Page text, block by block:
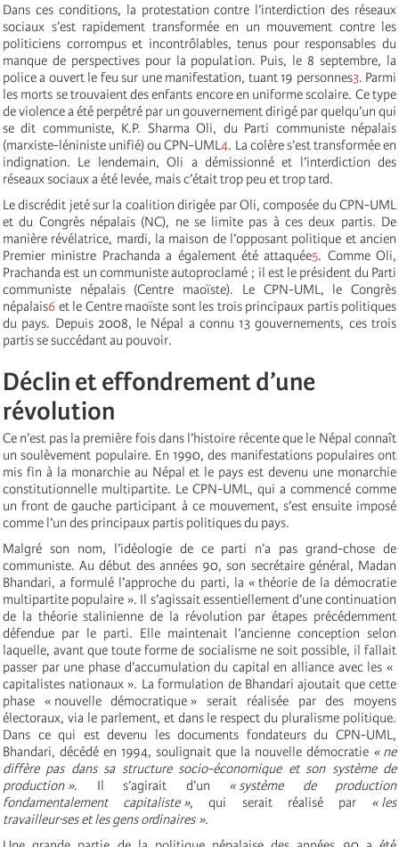
Dans ces conditions, la protestation contre l’interdiction des réseaux
sociaux s’est rapidement transformée en un mouvement contre les
politiciens corrompus et incontrôlables, tenus pour responsables du
manque de perspectives pour la population. Puis, le 8 septembre, la
police a ouvert le feu sur une manifestation, tuant 19 personnes3. Parmi
les morts se trouvaient des enfants encore en uniforme scolaire. Ce type
de violence a été perpétré par un gouvernement dirigé par quelqu’un qui
se dit communiste, K.P. Sharma Oli, du Parti communiste népalais
(marxiste-léniniste unifié) ou CPN-UML4. La colère s’est transformée en
indignation. Le lendemain, Oli a démissionné et l’interdiction des
réseaux sociaux a été levée, mais c’était trop peu et trop tard.
Le discrédit jeté sur la coalition dirigée par Oli, composée du CPN-UML
et du Congrès népalais (NC), ne se limite pas à ces deux partis. De
manière révélatrice, mardi, la maison de l’opposant politique et ancien
Premier ministre Prachanda a également été attaquée5. Comme Oli,
Prachanda est un communiste autoproclamé ; il est le président du Parti
communiste népalais (Centre maoïste). Le CPN-UML, le Congrès
népalais6 et le Centre maoïste sont les trois principaux partis politiques
du pays. Depuis 2008, le Népal a connu 13 gouvernements, ces trois
partis se succédant au pouvoir.
Déclin et effondrement d’une
révolution
Ce n’est pas la première fois dans l’histoire récente que le Népal connaît
un soulèvement populaire. En 1990, des manifestations populaires ont
mis fin à la monarchie au Népal et le pays est devenu une monarchie
constitutionnelle multipartite. Le CPN-UML, qui a commencé comme
un front de gauche participant à ce mouvement, s’est ensuite imposé
comme l’un des principaux partis politiques du pays.
Malgré son nom, l’idéologie de ce parti n’a pas grand-chose de
communiste. Au début des années 90, son secrétaire général, Madan
Bhandari, a formulé l’approche du parti, la « théorie de la démocratie
multipartite populaire ». Il s’agissait essentiellement d’une continuation
de la théorie stalinienne de la révolution par étapes précédemment
défendue par le parti. Elle maintenait l’ancienne conception selon
laquelle, avant que toute forme de socialisme ne soit possible, il fallait
passer par une phase d’accumulation du capital en alliance avec les «
capitalistes nationaux ». La formulation de Bhandari ajoutait que cette
phase « nouvelle démocratique » serait réalisée par des moyens
électoraux, via le parlement, et dans le respect du pluralisme politique.
Dans ce qui est devenu les documents fondateurs du CPN-UML,
Bhandari, décédé en 1994, soulignait que la nouvelle démocratie « ne
diffère pas dans sa structure socio-économique et son système de
production ». Il s’agirait d’un « système de production
fondamentalement capitaliste », qui serait réalisé par « les
travailleur·ses et les gens ordinaires ».